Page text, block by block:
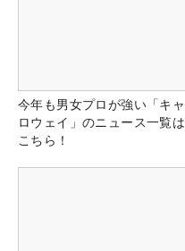
今年も男女プロが強い「キャ
ロウェイ」のニュース一覧は
こちら！